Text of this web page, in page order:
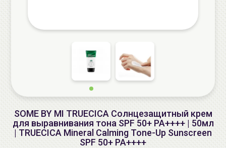
SOME BY MI TRUECICA Солнцезащитный крем
для выравнивания тона SPF 50+ PA++++ | 50мл
| TRUECICA Mineral Calming Tone-Up Sunscreen
SPF 50+ PA++++